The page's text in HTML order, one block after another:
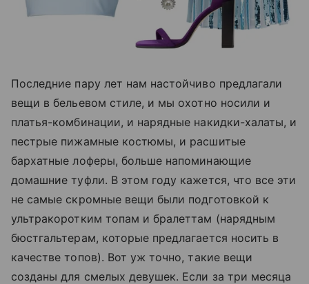
Последние пару лет нам настойчиво предлагали
вещи в бельевом стиле, и мы охотно носили и
платья-комбинации, и нарядные накидки-халаты, и
пестрые пижамные костюмы, и расшитые
бархатные лоферы, больше напоминающие
домашние туфли. В этом году кажется, что все эти
не самые скромные вещи были подготовкой к
ультракоротким топам и бралеттам (нарядным
бюстгальтерам, которые предлагается носить в
качестве топов). Вот уж точно, такие вещи
созданы для смелых девушек. Если за три месяца